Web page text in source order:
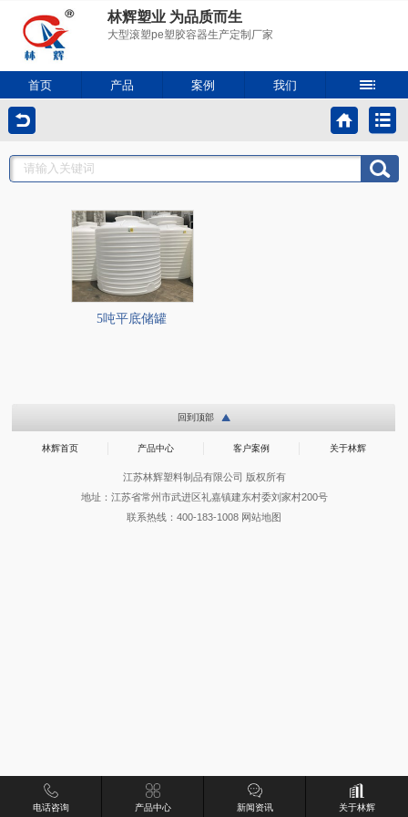
林辉塑业 为品质而生
大型滚塑pe塑胶容器生产定制厂家
首页 产品 案例 我们
5吨平底储罐
回到顶部
林辉首页 产品中心 客户案例 关于林辉
江苏林辉塑料制品有限公司 版权所有
地址：江苏省常州市武进区礼嘉镇建东村委刘家村200号
联系热线：400-183-1008 网站地图
电话咨询 产品中心 新闻资讯 关于林辉